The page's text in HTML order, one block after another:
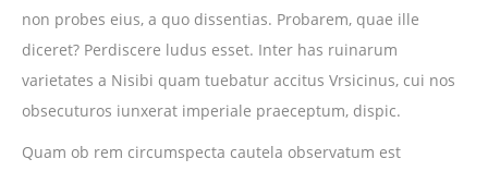
non probes eius, a quo dissentias. Probarem, quae ille
diceret? Perdiscere ludus esset. Inter has ruinarum
varietates a Nisibi quam tuebatur accitus Vrsicinus, cui nos
obsecuturos iunxerat imperiale praeceptum, dispic.
Quam ob rem circumspecta cautela observatum est